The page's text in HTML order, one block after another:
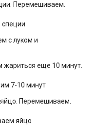
Перемешиваем.
жариться еще 10 минут.
Перемешиваем.